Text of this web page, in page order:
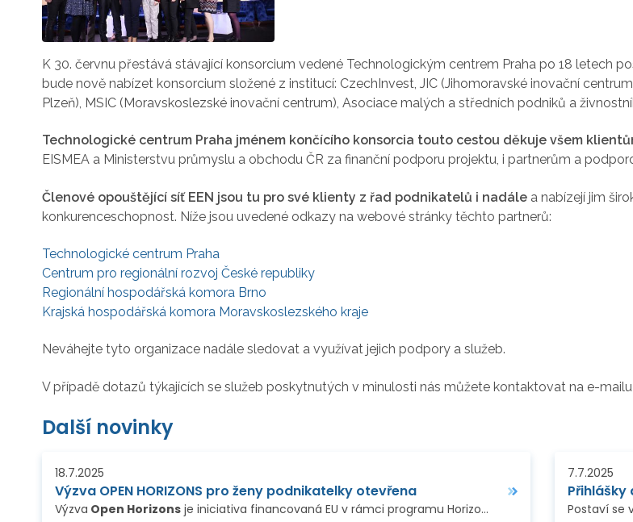
K 30. červnu přestává stávající konsorcium vedené Technologickým centrem Praha po 18 letech
bude nově nabízet konsorcium složené z institucí: CzechInvest, JIC (Jihomoravské inovační
Plzeň), MSIC (Moravskoslezské inovační centrum), Asociace malých a středních podniků a
Technologické centrum Praha jménem končícího konsorcia touto cestou děkuje všem
EISMEA a Ministerstvu průmyslu a obchodu ČR za finanční podporu projektu, i partnerům a
Členové opouštějící síť EEN jsou tu pro své klienty z řad podnikatelů i nadále a nabízejí jim
konkurenceschopnost. Níže jsou uvedené odkazy na webové stránky těchto partnerů:
Technologické centrum Praha
Centrum pro regionální rozvoj České republiky
Regionální hospodářská komora Brno
Krajská hospodářská komora Moravskoslezského kraje
Neváhejte tyto organizace nadále sledovat a využívat jejich podpory a služeb.
V případě dotazů týkajících se služeb poskytnutých v minulosti nás můžete kontaktovat na e-mailu
Další novinky
18.7.2025
Výzva OPEN HORIZONS pro ženy podnikatelky otevřena
Výzva Open Horizons je iniciativa financovaná EU v rámci programu Horizont Evropa na podporu
7.7.2025